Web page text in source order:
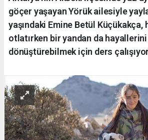
göçer yaşayan Yörük ailesiyle
yaşındaki Emine Betül Küçükakça,
otlatırken bir yandan da
dönüştürebilmek için ders